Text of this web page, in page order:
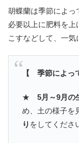
胡蝶蘭は季節によっ
必要以上に肥料を
こすなどして、一気
【 季節によっ
★ 5月～9月の
め、土の様子を
り をしてくださ